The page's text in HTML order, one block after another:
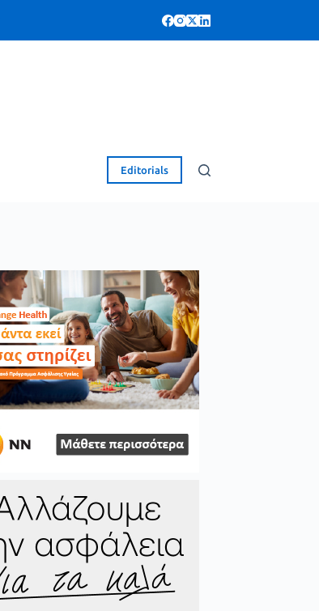
Editorials